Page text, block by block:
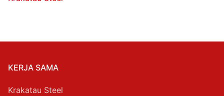
KERJA SAMA
Krakatau Steel